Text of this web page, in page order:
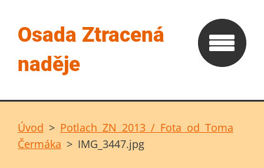
Osada Ztracená
naděje
Úvod > Potlach ZN 2013 / Fota od Toma
Čermáka > IMG_3447.jpg